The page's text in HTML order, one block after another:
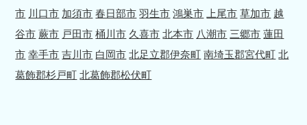
市 川口市 加須市 春日部市 羽生市 鴻巣市 上尾市 草加市 越
谷市 蕨市 戸田市 桶川市 久喜市 北本市 八潮市 三郷市 蓮田
市 幸手市 吉川市 白岡市 北足立郡伊奈町 南埼玉郡宮代町 北
葛飾郡杉戸町 北葛飾郡松伏町